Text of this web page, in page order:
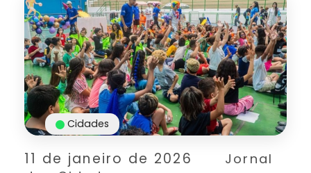
11 de janeiro de 2026
Jornal
Cidades